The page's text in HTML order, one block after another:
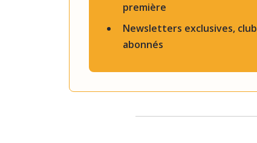
première
Newsletters exclusives, club
abonnés